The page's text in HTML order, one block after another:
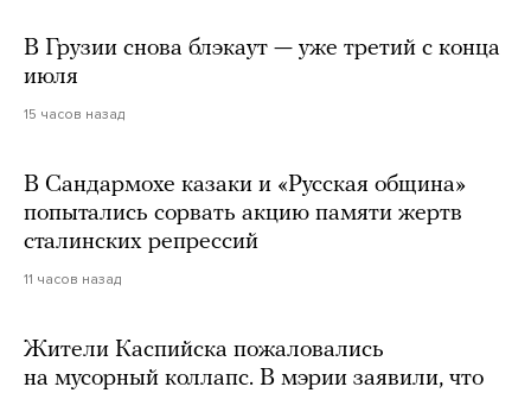
В Грузии снова блэкаут — уже третий с конца
июля
15 часов назад
В Сандармохе казаки и «Русская община»
попытались сорвать акцию памяти жертв
сталинских репрессий
11 часов назад
Жители Каспийска пожаловались
на мусорный коллапс. В мэрии заявили, что